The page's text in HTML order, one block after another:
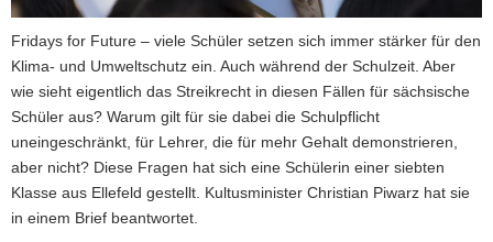
Fridays for Future – viele Schüler setzen sich immer stärker für den
Klima- und Umweltschutz ein. Auch während der Schulzeit. Aber
wie sieht eigentlich das Streikrecht in diesen Fällen für sächsische
Schüler aus? Warum gilt für sie dabei die Schulpflicht
uneingeschränkt, für Lehrer, die für mehr Gehalt demonstrieren,
aber nicht? Diese Fragen hat sich eine Schülerin einer siebten
Klasse aus Ellefeld gestellt. Kultusminister Christian Piwarz hat sie
in einem Brief beantwortet.